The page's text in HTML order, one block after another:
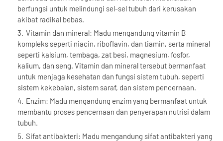
berfungsi untuk melindungi sel-sel tubuh dari kerusakan
akibat radikal bebas.
Vitamin dan mineral: Madu mengandung vitamin B
kompleks seperti niacin, riboflavin, dan tiamin, serta mineral
seperti kalsium, tembaga, zat besi, magnesium, fosfor,
kalium, dan seng. Vitamin dan mineral tersebut bermanfaat
untuk menjaga kesehatan dan fungsi sistem tubuh, seperti
sistem kekebalan, sistem saraf, dan sistem pencernaan.
Enzim: Madu mengandung enzim yang bermanfaat untuk
membantu proses pencernaan dan penyerapan nutrisi dalam
tubuh.
Sifat antibakteri: Madu mengandung sifat antibakteri yang